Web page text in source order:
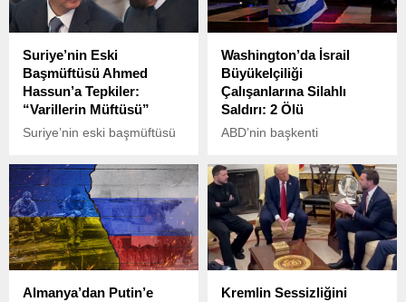
açıklamalarda bulundu.
kazandı.
Suriye’nin Eski
Başmüftüsü Ahmed
Hassun’a Tepkiler:
“Varillerin Müftüsü”
Suriye’nin eski başmüftüsü
Beşar Esad dönemindeki
görevinden sonra uzun bir
aradan sonra Halep’te
yeniden ortaya çıktı.
Washington’da İsrail
Büyükelçiliği
Çalışanlarına Silahlı
Saldırı: 2 Ölü
ABD’nin başkenti
Büyükelçiliği çalışanlarına
yönelik düzenlenen silahlı
saldırıda 2 kişi hayatını
kaybetti. Olay, Yahudi
Müzesi yakınlarında
meydana geldi.
Almanya’dan Putin’e
Kremlin Sessizliğini